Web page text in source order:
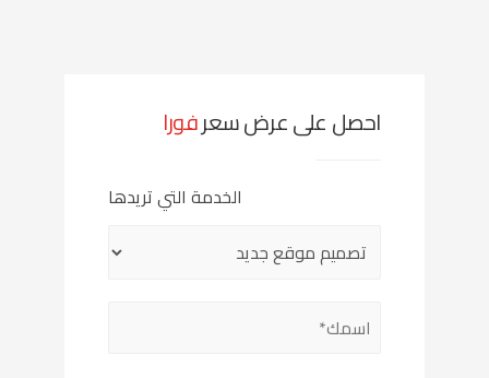
احصل على عرض سعرفورا
الخدمة التي تريدها